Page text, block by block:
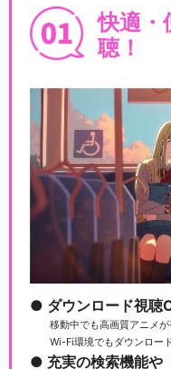
快適・
聴！
ダウンロード視聴
移動中でも高画質アニメ
Wi-Fi環境でもダウンロー
充実の検索機能や